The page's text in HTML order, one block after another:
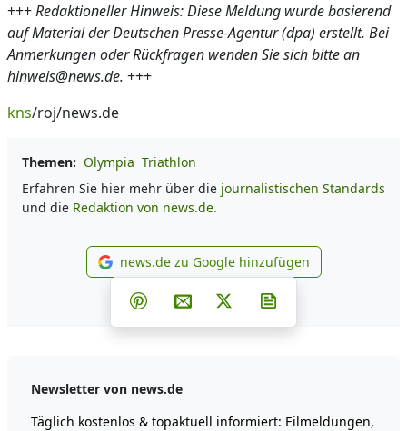
+++Redaktioneller Hinweis: Diese Meldung wurde basierend
auf Material der Deutschen Presse-Agentur (dpa) erstellt. Bei
Anmerkungen oder Rückfragen wenden Sie sich bitte an
hinweis@news.de. +++
kns/roj/news.de
Themen: Olympia Triathlon
Erfahren Sie hier mehr über die journalistischen Standards
und die Redaktion von news.de.
news.de zu Google
news.de zu Google hinzufügen
Teilen auf Facebook
Teilen auf Whatsapp
Teilen auf Telegram
Teilen auf Pinterest
Per E-Mail teilen
Post auf X
Newsletter von news.de
Täglich kostenlos & topaktuell informiert: Eilmeldungen,